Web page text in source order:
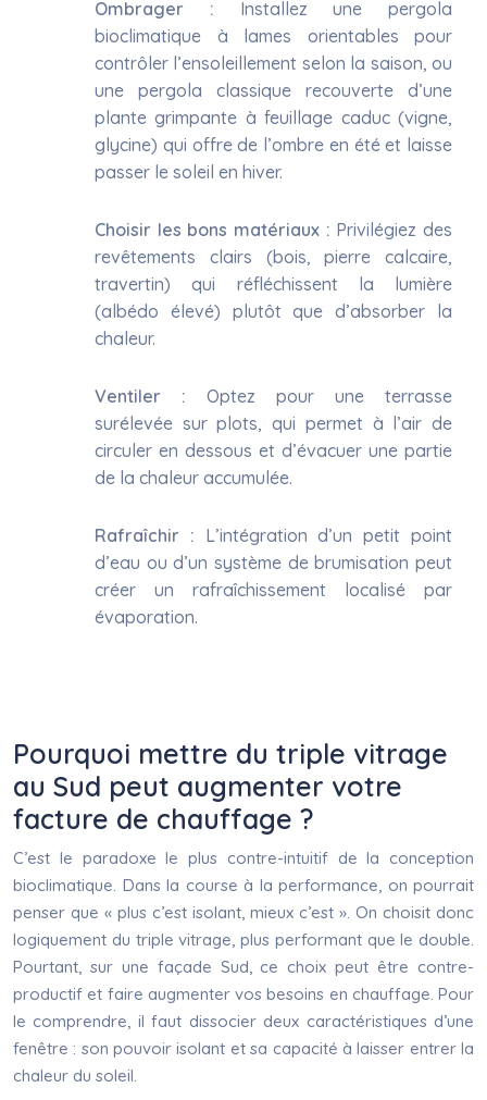
Ombrager : Installez une pergola
bioclimatique à lames orientables pour
contrôler l’ensoleillement selon la saison, ou
une pergola classique recouverte d’une
plante grimpante à feuillage caduc (vigne,
glycine) qui offre de l’ombre en été et laisse
passer le soleil en hiver.
Choisir les bons matériaux : Privilégiez des
revêtements clairs (bois, pierre calcaire,
travertin) qui réfléchissent la lumière
(albédo élevé) plutôt que d’absorber la
chaleur.
Ventiler : Optez pour une terrasse
surélevée sur plots, qui permet à l’air de
circuler en dessous et d’évacuer une partie
de la chaleur accumulée.
Rafraîchir : L’intégration d’un petit point
d’eau ou d’un système de brumisation peut
créer un rafraîchissement localisé par
évaporation.
Pourquoi mettre du triple vitrage
au Sud peut augmenter votre
facture de chauffage ?
C’est le paradoxe le plus contre-intuitif de la conception
bioclimatique. Dans la course à la performance, on pourrait
penser que « plus c’est isolant, mieux c’est ». On choisit donc
logiquement du triple vitrage, plus performant que le double.
Pourtant, sur une façade Sud, ce choix peut être contre-
productif et faire augmenter vos besoins en chauffage. Pour
le comprendre, il faut dissocier deux caractéristiques d’une
fenêtre : son pouvoir isolant et sa capacité à laisser entrer la
chaleur du soleil.